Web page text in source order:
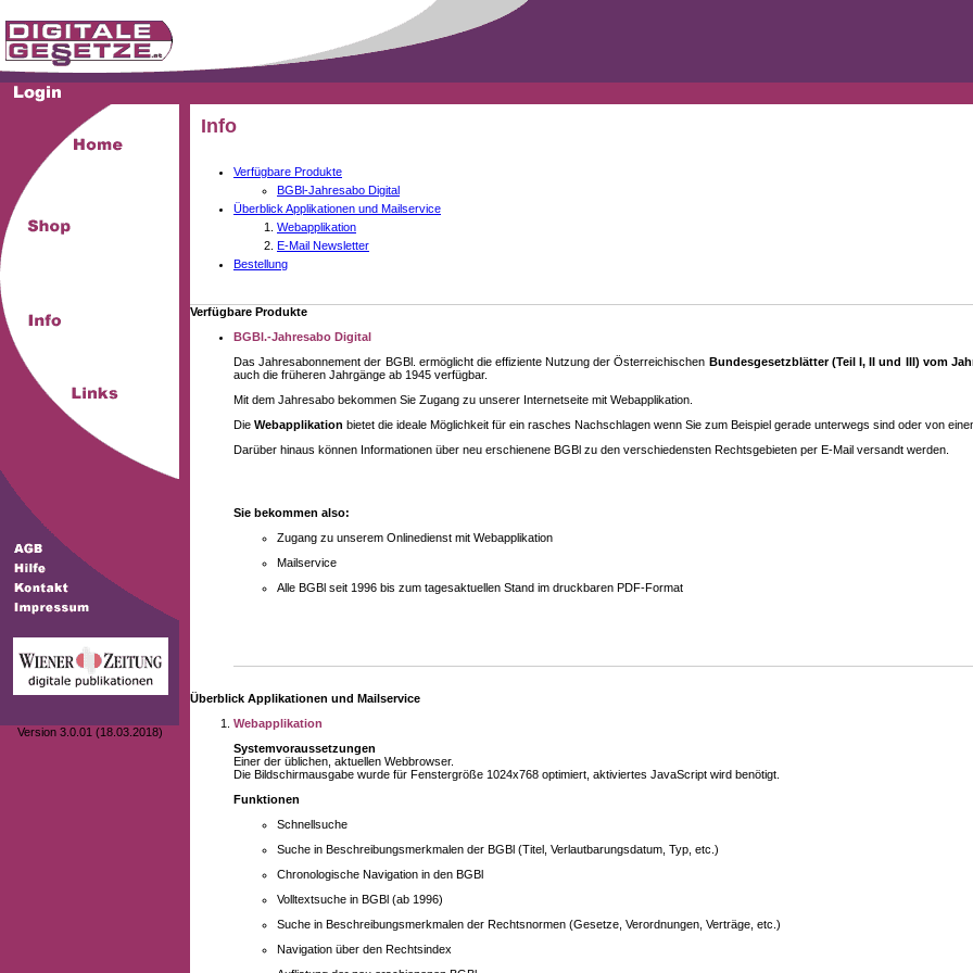
Version 3.0.01 (18.03.2018)
Info
Verfügbare Produkte
BGBl-Jahresabo Digital
Überblick Applikationen und Mailservice
Webapplikation
E-Mail Newsletter
Bestellung
Verfügbare Produkte
BGBl.-Jahresabo Digital
Das Jahresabonnement der BGBl. ermöglicht die effiziente Nutzung der Österreichischen Bundesgesetzblätter (Teil I, II und III) vom
auch die früheren Jahrgänge ab 1945 verfügbar.
Mit dem Jahresabo bekommen Sie Zugang zu unserer Internetseite mit Webapplikation.
Die Webapplikation bietet die ideale Möglichkeit für ein rasches Nachschlagen wenn Sie zum Beispiel gerade unterwegs sind oder von
Darüber hinaus können Informationen über neu erschienene BGBl zu den ver­schieden­sten Rechtsgebieten per E-Mail versandt werden.
Sie bekommen also:
Zugang zu unserem Onlinedienst mit Webapplikation
Mailservice
Alle BGBl seit 1996 bis zum tagesaktuellen Stand im druckbaren PDF-Format
Überblick Applikationen und Mailservice
Webapplikation
Systemvoraussetzungen
Einer der üblichen, aktuellen Webbrowser.
Die Bildschirmausgabe wurde für Fenstergröße 1024x768 optimiert, aktiviertes JavaScript wird benötigt.
Funktionen
Schnellsuche
Suche in Beschreibungsmerkmalen der BGBl (Titel, Verlautbarungsdatum, Typ, etc.)
Chronologische Navigation in den BGBl
Volltextsuche in BGBl (ab 1996)
Suche in Beschreibungsmerkmalen der Rechtsnormen (Gesetze, Verordnungen, Verträge, etc.)
Navigation über den Rechtsindex